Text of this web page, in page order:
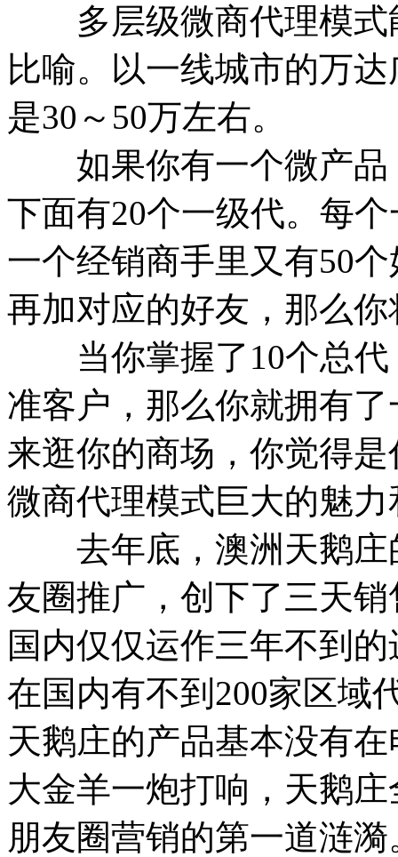
多层级微商代理模式
比喻。以一线城市的万
是30～50万左右。
如果你有一个微产品
下面有20个一级代。每
一个经销商手里又有50
再加对应的好友，那么
当你掌握了10个总代
准客户，那么你就拥有
来逛你的商场，你觉得
微商代理模式巨大的魅
去年底，澳洲天鹅庄
友圈推广，创下了三天
国内仅仅运作三年不到
在国内有不到200家区域
天鹅庄的产品基本没有
大金羊一炮打响，天鹅
朋友圈营销的第一道涟